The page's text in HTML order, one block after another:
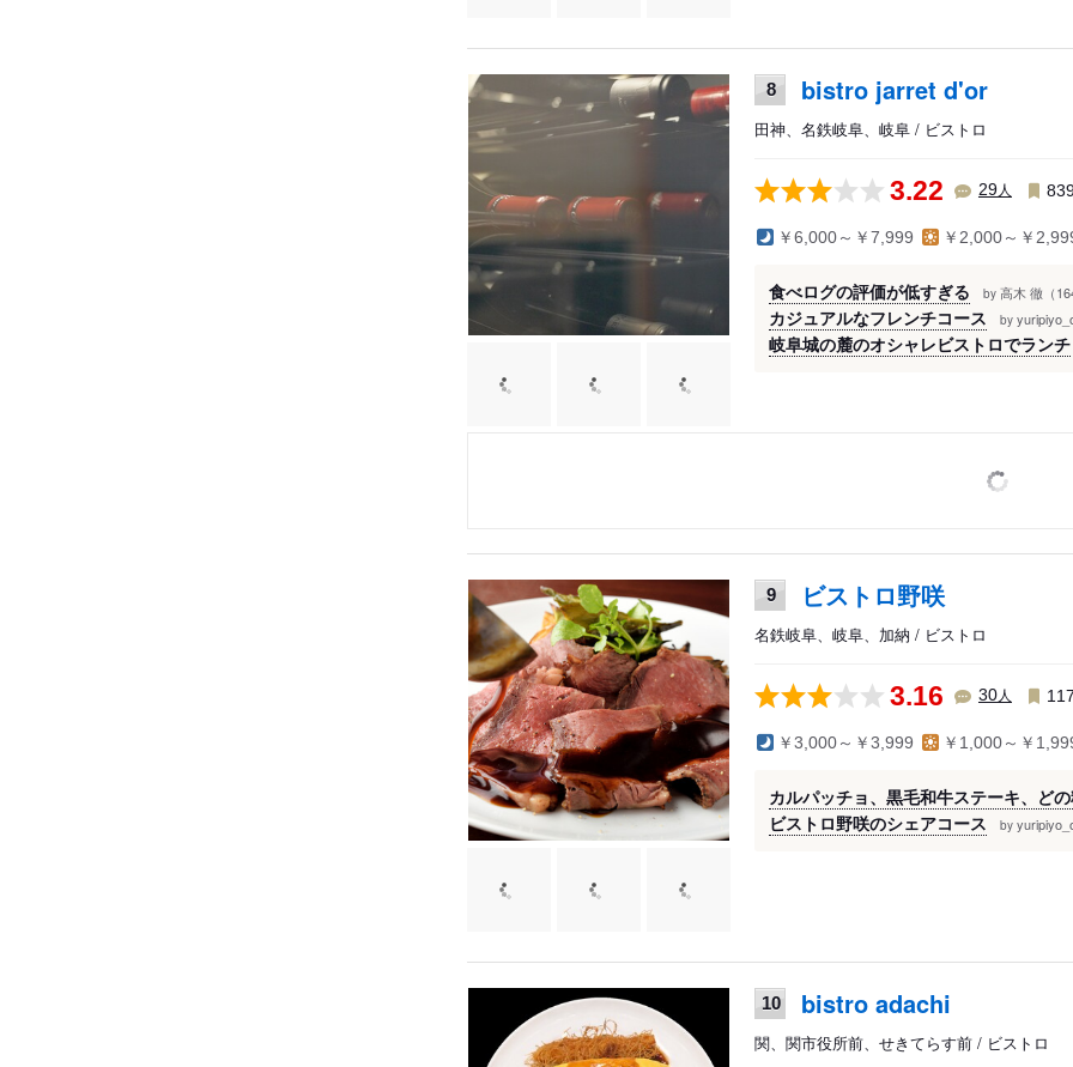
8 bistro jarret d'or
田神、名鉄岐阜、岐阜 / ビストロ
3.22 29人
￥6,000～￥7,999 ￥2,000～￥
食べログの評価が低すぎる by 高木 徹（
カジュアルなフレンチコース by
岐阜城の麓のオシャレビストロでランチ
9 ビストロ野咲
名鉄岐阜、岐阜、加納 / ビストロ
3.16 30人
￥3,000～￥3,999 ￥1,000～￥
カルパッチョ、黒毛和牛ステーキ、ど
ビストロ野咲のシェアコース by
10 bistro adachi
関、関市役所前、せきてらす前 / ビストロ